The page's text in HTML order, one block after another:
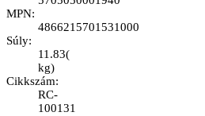
MPN:
4866215701531000
Súly:
11.83(
kg)
Cikkszám:
RC-
100131